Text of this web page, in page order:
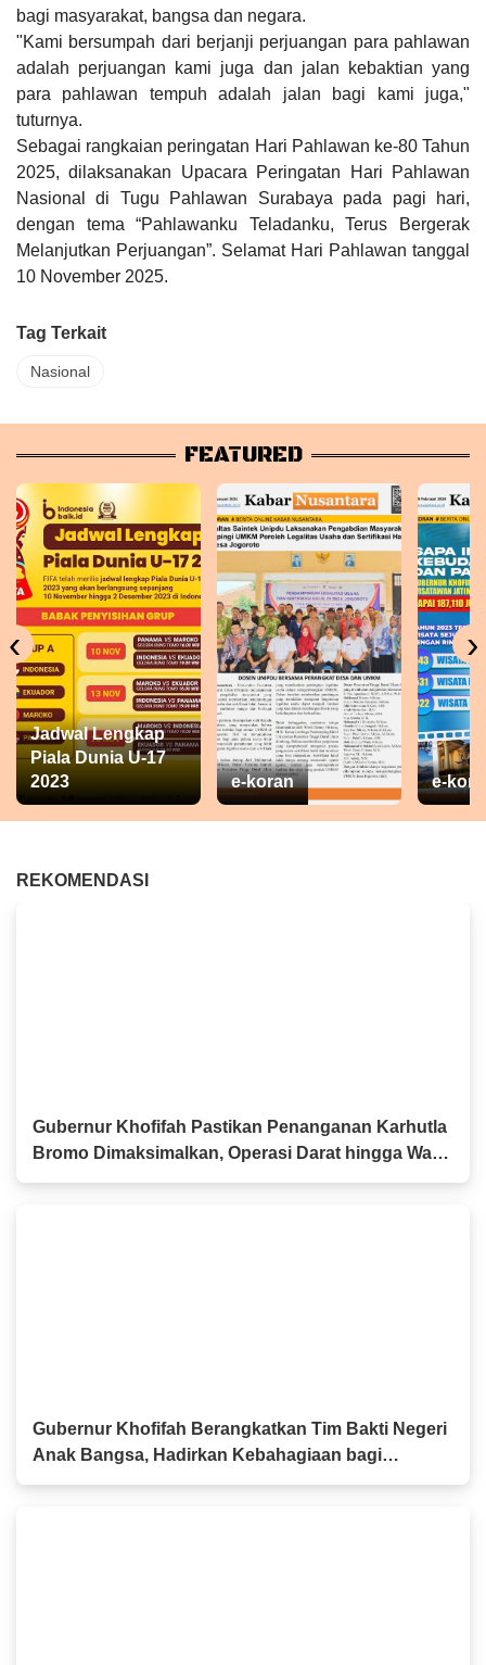
bagi masyarakat, bangsa dan negara.
"Kami bersumpah dari berjanji perjuangan para pahlawan
adalah perjuangan kami juga dan jalan kebaktian yang
para pahlawan tempuh adalah jalan bagi kami juga,"
tuturnya.
Sebagai rangkaian peringatan Hari Pahlawan ke-80 Tahun
2025, dilaksanakan Upacara Peringatan Hari Pahlawan
Nasional di Tugu Pahlawan Surabaya pada pagi hari,
dengan tema “Pahlawanku Teladanku, Terus Bergerak
Melanjutkan Perjuangan”. Selamat Hari Pahlawan tanggal
10 November 2025.
Tag Terkait
Nasional
FEATURED
Jadwal Lengkap
Piala Dunia U-17
2023
e-koran e-
‹ ›
REKOMENDASI
Gubernur Khofifah Pastikan Penanganan Karhutla
Bromo Dimaksimalkan, Operasi Darat hingga Water
Bombing Dikerahkan
Gubernur Khofifah Berangkatkan Tim Bakti Negeri
Anak Bangsa, Hadirkan Kebahagiaan bagi
Keluarga Pahlawan dan Perintis Kemerdekaan